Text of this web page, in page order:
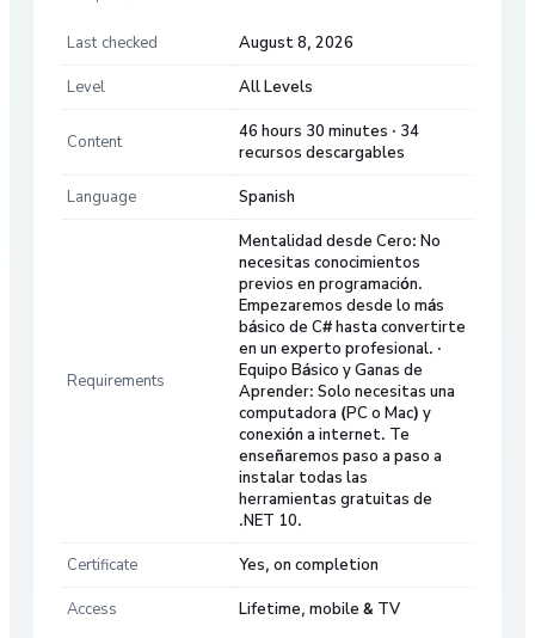
Last checked August 8, 2026
Level All Levels
Content
46 hours 30 minutes · 34
recursos descargables
Language Spanish
Requirements
Mentalidad desde Cero: No
necesitas conocimientos
previos en programación.
Empezaremos desde lo más
básico de C# hasta convertirte
en un experto profesional. ·
Equipo Básico y Ganas de
Aprender: Solo necesitas una
computadora (PC o Mac) y
conexión a internet. Te
enseñaremos paso a paso a
instalar todas las
herramientas gratuitas de
.NET 10.
Certificate Yes, on completion
Access Lifetime, mobile & TV